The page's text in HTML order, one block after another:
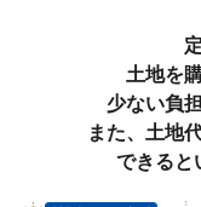
土地を
少ない負
また、土地
できると